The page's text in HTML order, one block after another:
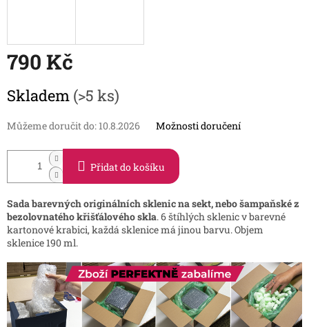
790 Kč
cena:
Skladem (>5 ks)
Můžeme doručit do: 10.8.2026 Možnosti doručení
Přidat do košíku
Sada barevných originálních sklenic na sekt, nebo šampaňské z
bezolovnatého křišťálového skla. 6 štíhlých sklenic v barevné
kartonové krabici, každá sklenice má jinou barvu. Objem
sklenice 190 ml.